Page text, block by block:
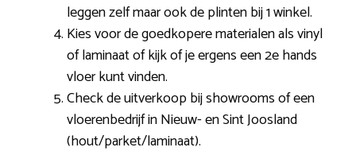
leggen zelf maar ook de plinten bij 1 winkel.
Kies voor de goedkopere materialen als vinyl
of laminaat of kijk of je ergens een 2e hands
vloer kunt vinden.
Check de uitverkoop bij showrooms of een
vloerenbedrijf in Nieuw- en Sint Joosland
(hout/parket/laminaat).